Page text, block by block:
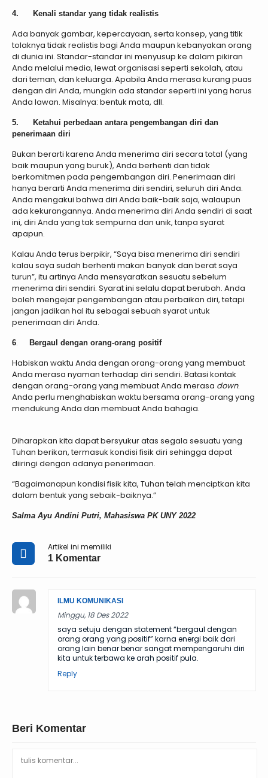
4. Kenali standar yang tidak realistis
Ada banyak gambar, kepercayaan, serta konsep, yang titik
tolaknya tidak realistis bagi Anda maupun kebanyakan orang
di dunia ini. Standar-standar ini menyusup ke dalam pikiran
Anda melalui media, lewat organisasi seperti sekolah, atau
dari teman, dan keluarga. Apabila Anda merasa kurang puas
dengan diri Anda, mungkin ada standar seperti ini yang harus
Anda lawan. Misalnya: bentuk mata, dll.
5. Ketahui perbedaan antara pengembangan diri dan
penerimaan diri
Bukan berarti karena Anda menerima diri secara total (yang
baik maupun yang buruk), Anda berhenti dan tidak
berkomitmen pada pengembangan diri. Penerimaan diri
hanya berarti Anda menerima diri sendiri, seluruh diri Anda.
Anda mengakui bahwa diri Anda baik-baik saja, walaupun
ada kekurangannya. Anda menerima diri Anda sendiri di saat
ini, diri Anda yang tak sempurna dan unik, tanpa syarat
apapun.
Kalau Anda terus berpikir, “Saya bisa menerima diri sendiri
kalau saya sudah berhenti makan banyak dan berat saya
turun”, itu artinya Anda mensyaratkan sesuatu sebelum
menerima diri sendiri. Syarat ini selalu dapat berubah. Anda
boleh mengejar pengembangan atau perbaikan diri, tetapi
jangan jadikan hal itu sebagai sebuah syarat untuk
penerimaan diri Anda.
6. Bergaul dengan orang-orang positif
Habiskan waktu Anda dengan orang-orang yang membuat
Anda merasa nyaman terhadap diri sendiri. Batasi kontak
dengan orang-orang yang membuat Anda merasa down.
Anda perlu menghabiskan waktu bersama orang-orang yang
mendukung Anda dan membuat Anda bahagia.
Diharapkan kita dapat bersyukur atas segala sesuatu yang
Tuhan berikan, termasuk kondisi fisik diri sehingga dapat
diiringi dengan adanya penerimaan.
“Bagaimanapun kondisi fisik kita, Tuhan telah menciptkan kita
dalam bentuk yang sebaik-baiknya.”
Salma Ayu Andini Putri, Mahasiswa PK UNY 2022
Artikel ini memiliki
1 Komentar
ILMU KOMUNIKASI
Minggu, 18 Des 2022
saya setuju dengan statement “bergaul dengan
orang orang yang positif” karna energi baik dari
orang lain benar benar sangat mempengaruhi diri
kita untuk terbawa ke arah positif pula.
Reply
Beri Komentar